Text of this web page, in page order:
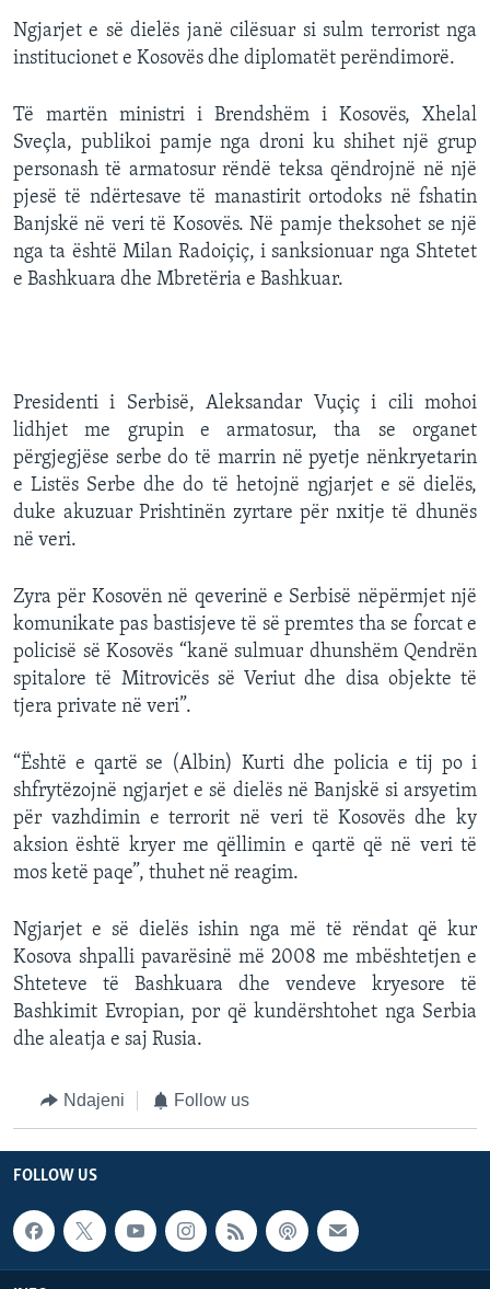
Ngjarjet e së dielës janë cilësuar si sulm terrorist nga
institucionet e Kosovës dhe diplomatët perëndimorë.
Të martën ministri i Brendshëm i Kosovës, Xhelal
Sveçla, publikoi pamje nga droni ku shihet një grup
personash të armatosur rëndë teksa qëndrojnë në një
pjesë të ndërtesave të manastirit ortodoks në fshatin
Banjskë në veri të Kosovës. Në pamje theksohet se një
nga ta është Milan Radoiçiç, i sanksionuar nga Shtetet
e Bashkuara dhe Mbretëria e Bashkuar.
Presidenti i Serbisë, Aleksandar Vuçiç i cili mohoi
lidhjet me grupin e armatosur, tha se organet
përgjegjëse serbe do të marrin në pyetje nënkryetarin
e Listës Serbe dhe do të hetojnë ngjarjet e së dielës,
duke akuzuar Prishtinën zyrtare për nxitje të dhunës
në veri.
Zyra për Kosovën në qeverinë e Serbisë nëpërmjet një
komunikate pas bastisjeve të së premtes tha se forcat e
policisë së Kosovës “kanë sulmuar dhunshëm Qendrën
spitalore të Mitrovicës së Veriut dhe disa objekte të
tjera private në veri”.
“Është e qartë se (Albin) Kurti dhe policia e tij po i
shfrytëzojnë ngjarjet e së dielës në Banjskë si arsyetim
për vazhdimin e terrorit në veri të Kosovës dhe ky
aksion është kryer me qëllimin e qartë që në veri të
mos ketë paqe”, thuhet në reagim.
Ngjarjet e së dielës ishin nga më të rëndat që kur
Kosova shpalli pavarësinë më 2008 me mbështetjen e
Shteteve të Bashkuara dhe vendeve kryesore të
Bashkimit Evropian, por që kundërshtohet nga Serbia
dhe aleatja e saj Rusia.
Ndajeni Follow us
FOLLOW US